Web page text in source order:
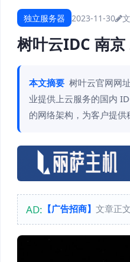
独立服务器 2023-11-30
树叶云IDC 南
本文摘要 树叶云官网网
业提供上云服务的国内
的网络架构，为客户提
AD: 【广告招商】 文章正